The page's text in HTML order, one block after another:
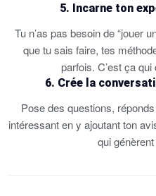
5. Incarne ton
Tu n’as pas besoin de “jouer
que tu sais faire, tes
parfois. C’est ça
6. Crée la
Pose des questions,
intéressant en y ajoutant ton
qui génèrent